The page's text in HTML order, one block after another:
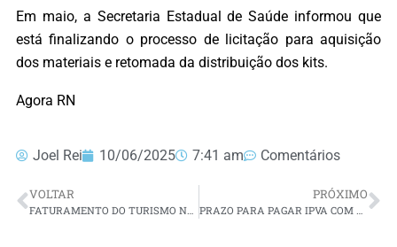
Em maio, a Secretaria Estadual de Saúde informou que
está finalizando o processo de licitação para aquisição
dos materiais e retomada da distribuição dos kits.
Agora RN
Joel Rei 10/06/2025 7:41 am Comentários
VOLTAR PRÓXIMO